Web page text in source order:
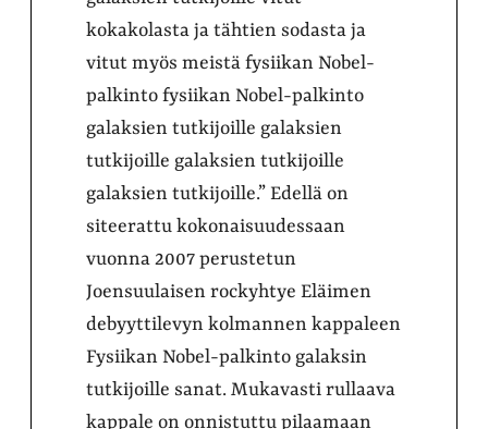
kokakolasta ja tähtien sodasta ja
vitut myös meistä fysiikan Nobel-
palkinto fysiikan Nobel-palkinto
galaksien tutkijoille galaksien
tutkijoille galaksien tutkijoille
galaksien tutkijoille.” Edellä on
siteerattu kokonaisuudessaan
vuonna 2007 perustetun
Joensuulaisen rockyhtye Eläimen
debyyttilevyn kolmannen kappaleen
Fysiikan Nobel-palkinto galaksin
tutkijoille sanat. Mukavasti rullaava
kappale on onnistuttu pilaamaan